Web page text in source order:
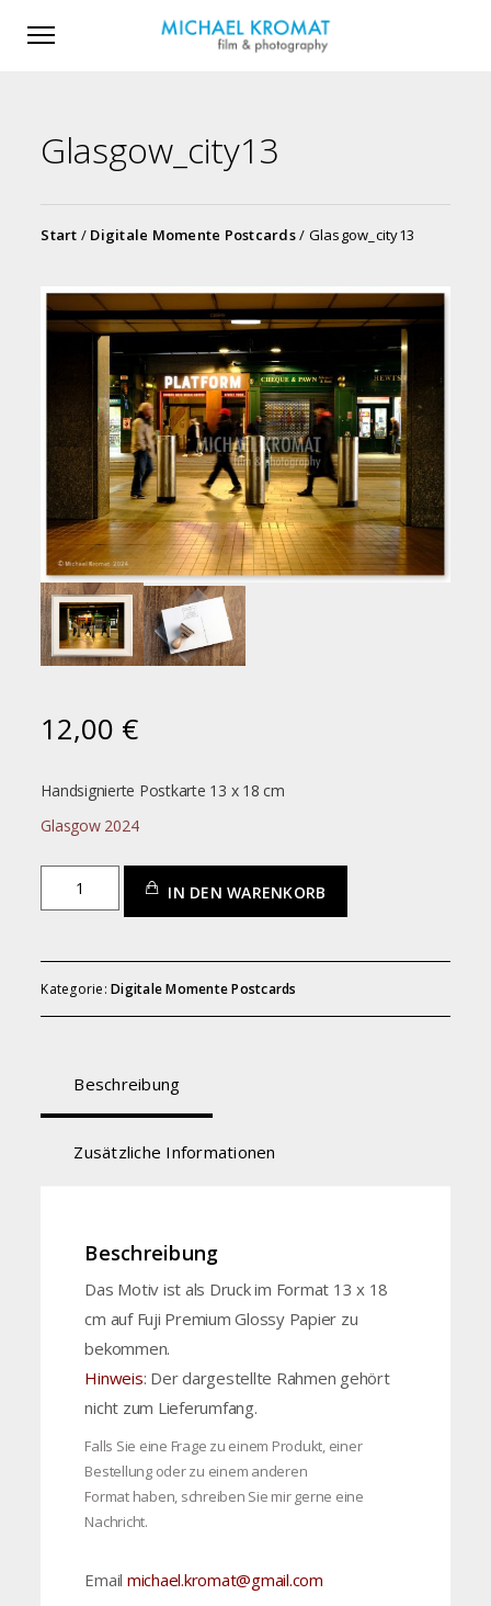
Glasgow_city13
Start / Digitale Momente Postcards/ Glasgow_city13
12,00 €
Handsignierte Postkarte 13 x 18 cm
Glasgow 2024
Glasgow_city13
Menge
IN DEN WARENKORB
Kategorie:Digitale Momente Postcards
Beschreibung
Zusätzliche Informationen
Beschreibung
Das Motiv ist als Druck im Format 13 x 18
cm auf Fuji Premium Glossy Papier zu
bekommen.
Hinweis: Der dargestellte Rahmen gehört
nicht zum Lieferumfang.
Falls Sie eine Frage zu einem Produkt, einer
Bestellung oder zu einem anderen
Format haben, schreiben Sie mir gerne eine
Nachricht.
Email michael.kromat@gmail.com